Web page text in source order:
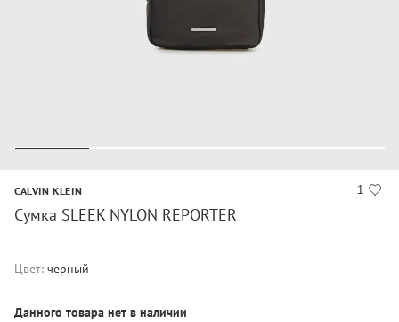
1
CALVIN KLEIN
Сумка SLEEK NYLON REPORTER
Цвет: черный
Данного товара нет в наличии